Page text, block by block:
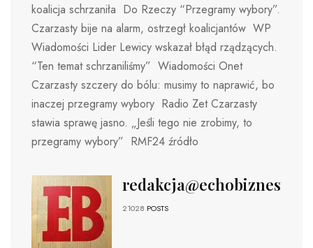
koalicja schrzaniła Do Rzeczy “Przegramy wybory”.
Czarzasty bije na alarm, ostrzegł koalicjantów WP
Wiadomości Lider Lewicy wskazał błąd rządzących.
“Ten temat schrzaniliśmy” Wiadomości Onet
Czarzasty szczery do bólu: musimy to naprawić, bo
inaczej przegramy wybory Radio Zet Czarzasty
stawia sprawę jasno. „Jeśli tego nie zrobimy, to
przegramy wybory” RMF24 źródło
redakcja@echobiznesu.pl
21028 POSTS